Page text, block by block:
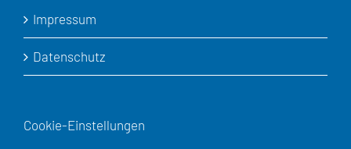
Impressum
Datenschutz
Cookie-Einstellungen